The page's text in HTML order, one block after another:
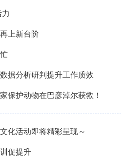
上新台阶
据分析研判提升工作质效
保护动物在巴彦淖尔获救！
化活动即将精彩呈现～
促提升